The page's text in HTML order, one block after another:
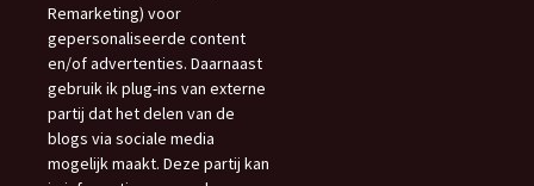
Remarketing) voor
gepersonaliseerde content
en/of advertenties. Daarnaast
gebruik ik plug-ins van externe
partij dat het delen van de
blogs via sociale media
mogelijk maakt. Deze partij kan